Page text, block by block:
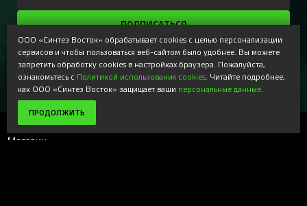
ПОДПИСАТЬСЯ
Регистрируясь, Вы соглашаетесь получать наши
информационные рассылки и специальные предложения,
доступные только для подписчиков. Ознакомьтесь с нашей
Политикой конфиденциальности
Магазин
ООО «Синтез Восток» обрабатывает cookies с целью персонализации
сервисов и чтобы пользоваться веб-сайтом было удобнее. Вы можете
запретить обработку cookies в настройках браузера. Пожалуйста,
ознакомьтесь с Политикой использования cookies . Читайте подробнее,
как ООО «Синтез Восток» защищает ваши персональные данные
ПРОДОЛЖИТЬ